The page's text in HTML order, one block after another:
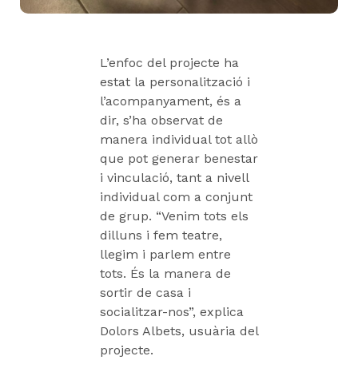
L’enfoc del projecte ha
estat la personalització i
l’acompanyament, és a
dir, s’ha observat de
manera individual tot allò
que pot generar benestar
i vinculació, tant a nivell
individual com a conjunt
de grup. “Venim tots els
dilluns i fem teatre,
llegim i parlem entre
tots. És la manera de
sortir de casa i
socialitzar-nos”, explica
Dolors Albets, usuària del
projecte.